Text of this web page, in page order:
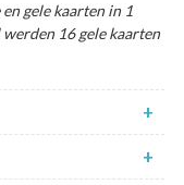
+
+
gele kaarten in 1
16 gele kaarten